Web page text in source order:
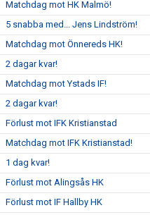
Matchdag mot HK Malmö!
5 snabba med... Jens Lindström!
Matchdag mot Önnereds HK!
2 dagar kvar!
Matchdag mot Ystads IF!
2 dagar kvar!
Förlust mot IFK Kristianstad
Matchdag mot IFK Kristianstad!
1 dag kvar!
Förlust mot Alingsås HK
Förlust mot IF Hallby HK